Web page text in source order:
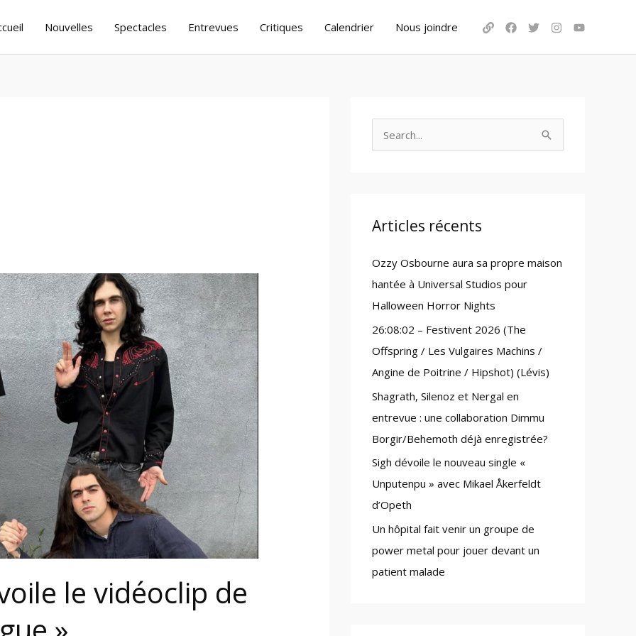
Nouvelles Spectacles Entrevues Critiques Calendrier Nous joindre
le vidéoclip de
c
f
o
r
:
Articles récents
Ozzy Osbourne aura sa propre maison
hantée à Universal Studios pour
Halloween Horror Nights
26:08:02 – Festivent 2026 (The
Offspring / Les Vulgaires Machins /
Angine de Poitrine / Hipshot) (Lévis)
Shagrath, Silenoz et Nergal en
entrevue : une collaboration Dimmu
Borgir/Behemoth déjà enregistrée?
Sigh dévoile le nouveau single «
Unputenpu » avec Mikael Åkerfeldt
d’Opeth
Un hôpital fait venir un groupe de
power metal pour jouer devant un
patient malade